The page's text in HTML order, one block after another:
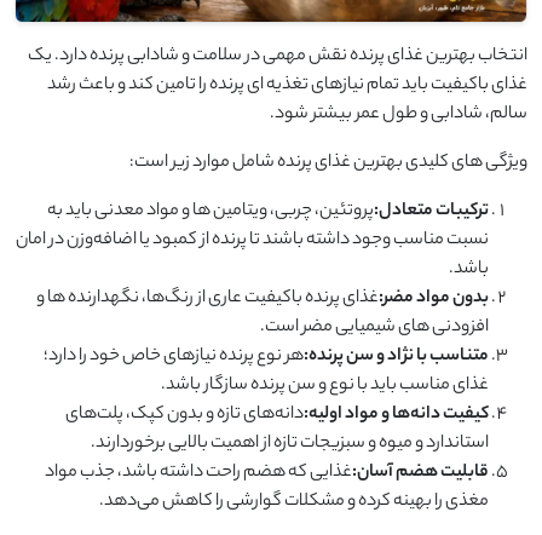
انتخاب بهترین غذای پرنده نقش مهمی در سلامت و شادابی پرنده دارد. یک
غذای باکیفیت باید تمام نیازهای تغذیه ‌ای پرنده را تامین کند و باعث رشد
سالم، شادابی و طول عمر بیشتر شود.
ویژگی ‌های کلیدی بهترین غذای پرنده شامل موارد زیر است:
ترکیبات متعادل:پروتئین، چربی، ویتامین‌ ها و مواد معدنی باید به
نسبت مناسب وجود داشته باشند تا پرنده از کمبود یا اضافه‌وزن در امان
باشد.
بدون مواد مضر:غذای پرنده باکیفیت عاری از رنگ‌ها، نگهدارنده ‌ها و
افزودنی ‌های شیمیایی مضر است.
متناسب با نژاد و سن پرنده:هر نوع پرنده نیازهای خاص خود را دارد؛
غذای مناسب باید با نوع و سن پرنده سازگار باشد.
کیفیت دانه‌ها و مواد اولیه:دانه‌های تازه و بدون کپک، پلت‌های
استاندارد و میوه و سبزیجات تازه از اهمیت بالایی برخوردارند.
قابلیت هضم آسان:غذایی که هضم راحت داشته باشد، جذب مواد
مغذی را بهینه کرده و مشکلات گوارشی را کاهش می‌دهد.